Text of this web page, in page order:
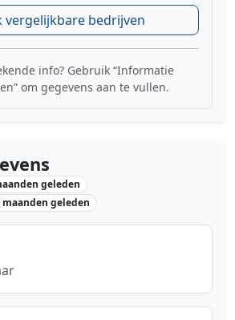
vergelijkbare bedrijven
info? Gebruik “Informatie
om gegevens aan te vullen.
geleden
geleden